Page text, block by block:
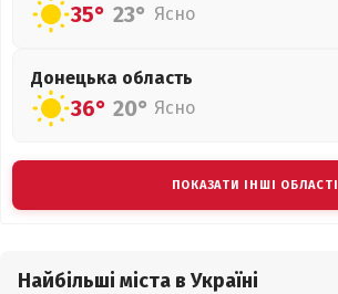
35° 23° Ясно
Донецька область
36° 20° Ясно
ПОКАЗАТИ ІНШІ ОБЛАСТІ
Найбільші міста в Україні